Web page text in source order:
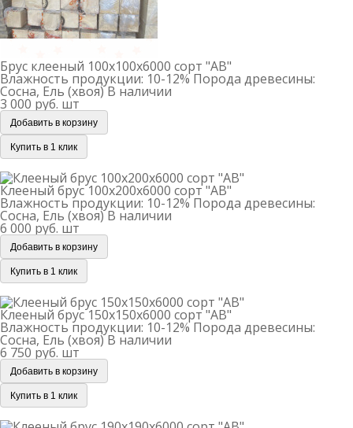
Брус клееный 100х100х6000 сорт "АВ"
Влажность продукции: 10-12% Порода древесины:
Сосна, Ель (хвоя) В наличии
3 000 руб. шт
Добавить в корзину
Купить в 1 клик
Клееный брус 100х200х6000 сорт "АВ"
Влажность продукции: 10-12% Порода древесины:
Сосна, Ель (хвоя) В наличии
6 000 руб. шт
Добавить в корзину
Купить в 1 клик
Клееный брус 150х150х6000 сорт "АВ"
Влажность продукции: 10-12% Порода древесины:
Сосна, Ель (хвоя) В наличии
6 750 руб. шт
Добавить в корзину
Купить в 1 клик